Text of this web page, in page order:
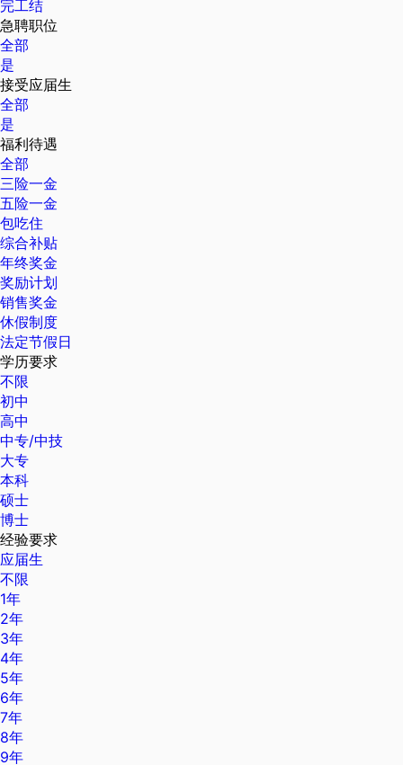
完工结
急聘职位
全部
是
接受应届生
全部
是
福利待遇
全部
三险一金
五险一金
包吃住
综合补贴
年终奖金
奖励计划
销售奖金
休假制度
法定节假日
学历要求
不限
初中
高中
中专/中技
大专
本科
硕士
博士
经验要求
应届生
不限
1年
2年
3年
4年
5年
6年
7年
8年
9年